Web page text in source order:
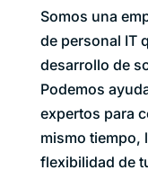
Somos una
de personal IT
desarrollo de
Podemos
expertos para
mismo tiempo,
flexibilidad de